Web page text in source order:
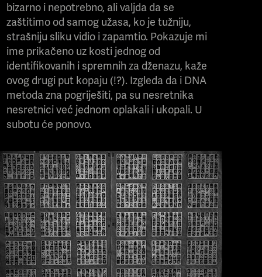
bizarno i nepotrebno, ali valjda da se
zaštitimo od samog užasa, ko je tužniju,
strašniju sliku vidio i zapamtio. Pokazuje mi
ime prikačeno uz kosti jednog od
identifikovanih i spremnih za dženazu, kaže
ovog drugi put kopaju (!?). Izgleda da i DNA
metoda zna pogriješiti, pa su nesretnika
nesretnici već jednom oplakali i ukopali. U
subotu će ponovo.